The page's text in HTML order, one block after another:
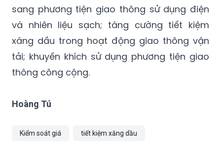
sang phương tiện giao thông sử dụng điện
và nhiên liệu sạch; tăng cường tiết kiệm
xăng dầu trong hoạt động giao thông vận
tải; khuyến khích sử dụng phương tiện giao
thông công cộng.
Hoàng Tú
Kiểm soát giá tiết kiệm xăng dầu